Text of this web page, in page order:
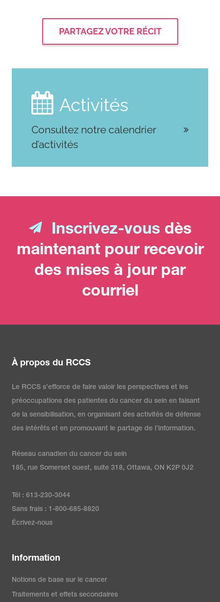
PARTAGEZ VOTRE RÉCIT
 Activités
Consultez notre calendrier
d’activités
Inscrivez-vous dès
maintenant pour recevoir
des mises à jour par
courriel
À propos du RCCS
Le RCCS s’efforce de faire valoir les perspectives et les
préoccupations des patientes du cancer du sein en faisant
de la sensibilisation, en organisant des activités de défense
des intérêts et en promouvant le partage de l’information.
Réseau canadien du cancer du sein
185, rue Somerset ouest, suite 318, Ottawa, ON K2P 0J2
Tél : 613-230-3044
Sans frais : 1-800-685-8820
Écrivez-nous
Information
Notions de base sur le cancer
Traitements et effets secondaires